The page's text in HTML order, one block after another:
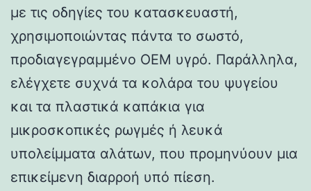
με τις οδηγίες του κατασκευαστή,
χρησιμοποιώντας πάντα το σωστό,
προδιαγεγραμμένο OEM υγρό. Παράλληλα,
ελέγχετε συχνά τα κολάρα του ψυγείου
και τα πλαστικά καπάκια για
μικροσκοπικές ρωγμές ή λευκά
υπολείμματα αλάτων, που προμηνύουν μια
επικείμενη διαρροή υπό πίεση.